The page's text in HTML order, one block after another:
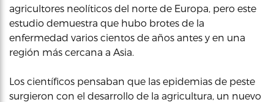
agricultores neolíticos del norte de Europa, pero este
estudio demuestra que hubo brotes de la
enfermedad varios cientos de años antes y en una
región más cercana a Asia.
Los científicos pensaban que las epidemias de peste
surgieron con el desarrollo de la agricultura, un nuevo